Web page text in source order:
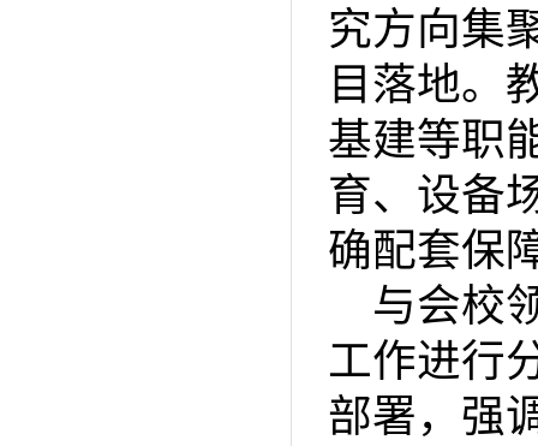
究方向集
目落地。
基建等职
育、设备
确配套保
与会校
工作进行
部署，强